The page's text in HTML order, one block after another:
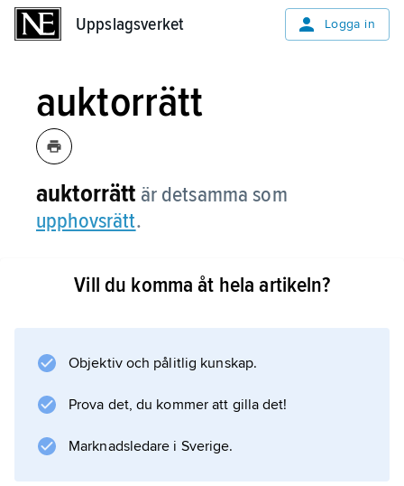
Uppslagsverket Logga in
auktorrätt
auktorrätt är detsamma som
upphovsrätt.
Vill du komma åt hela artikeln?
Objektiv och pålitlig kunskap.
Prova det, du kommer att gilla det!
Marknadsledare i Sverige.